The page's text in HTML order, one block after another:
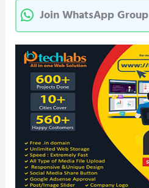
Join WhatsApp Group